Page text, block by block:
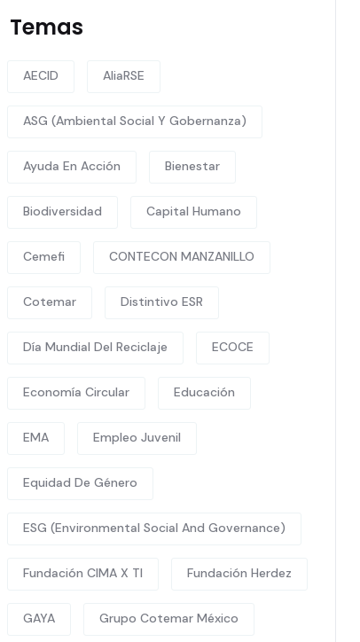
Temas
AECID AliaRSE
ASG (Ambiental Social Y Gobernanza)
Ayuda En Acción Bienestar
Biodiversidad Capital Humano
Cemefi CONTECON MANZANILLO
Cotemar Distintivo ESR
Día Mundial Del Reciclaje ECOCE
Economía Circular Educación
EMA Empleo Juvenil
Equidad De Género
ESG (Environmental Social And Governance)
Fundación CIMA X TI Fundación Herdez
GAYA Grupo Cotemar México